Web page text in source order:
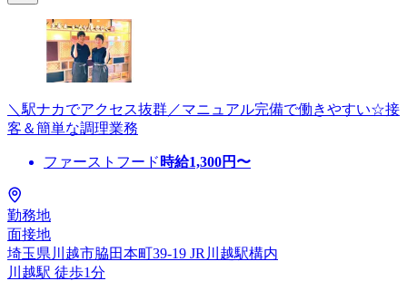
＼駅ナカでアクセス抜群／マニュアル完備で働きやすい☆接
客＆簡単な調理業務
ファーストフード 時給1,300円〜
勤務地
面接地
埼玉県川越市脇田本町39-19 JR川越駅構内
川越駅 徒歩1分